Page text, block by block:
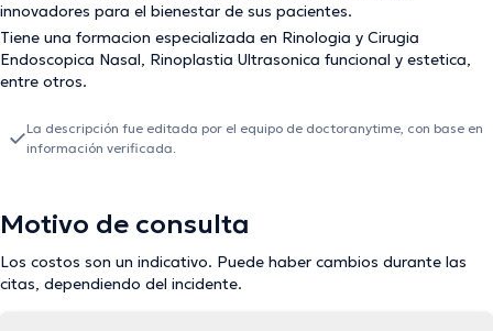
innovadores para el bienestar de sus pacientes.
Tiene una formacion especializada en Rinologia y Cirugia
Endoscopica Nasal, Rinoplastia Ultrasonica funcional y estetica,
entre otros.
La descripción fue editada por el equipo de doctoranytime, con base en
información verificada.
Motivo de consulta
Los costos son un indicativo. Puede haber cambios durante las
citas, dependiendo del incidente.